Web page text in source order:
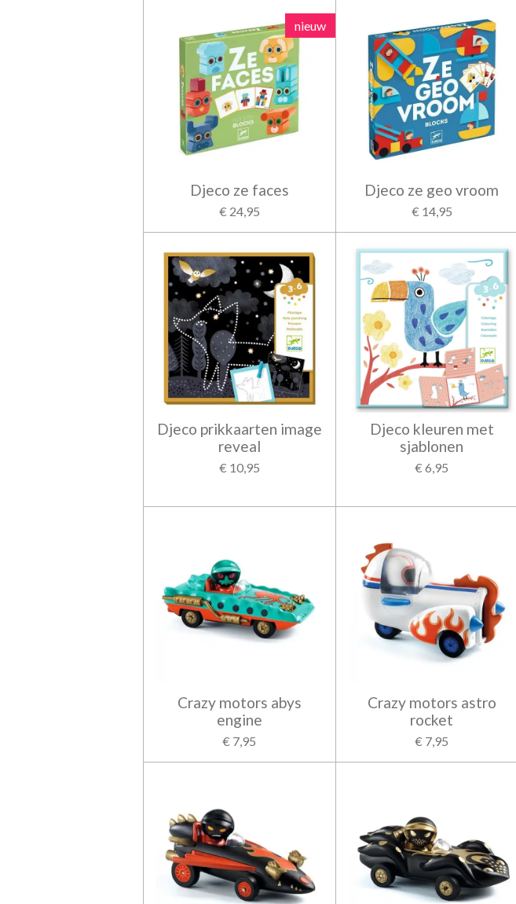
nieuw
Djeco ze faces
€ 24,95
Djeco ze geo vroom
€ 14,95
Djeco prikkaarten image
reveal
€ 10,95
Djeco kleuren met
sjablonen
€ 6,95
Crazy motors abys
engine
€ 7,95
Crazy motors astro
rocket
€ 7,95